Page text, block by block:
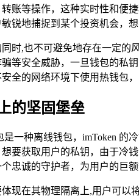
账等操作，这种实时性和便
锐地捕捉到某个投资机会，
时,也不可避免地存在一定的
等安全威胁，一旦钱包的私
全的网络环境下使用热钱包
的坚固堡垒
是一种离线钱包，imToken 的
要获取用户的私钥，由于冷
忠诚的守护者，为用户的巨额
现在其物理隔离上,用户可以